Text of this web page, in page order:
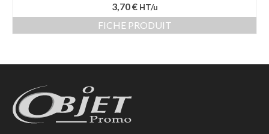
3,70 € HT/u
FICHE PRODUIT